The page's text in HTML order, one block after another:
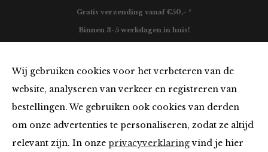
Wij gebruiken cookies voor het verbeteren van de
website, analyseren van verkeer en registreren van
bestellingen. We gebruiken ook cookies van derden
om onze advertenties te personaliseren, zodat ze altijd
relevant zijn. In onze privacyverklaringvind je hier
Gratis verzending vanaf €50,- *
Binnen 3-5 werkdagen in huis!
Must Haves